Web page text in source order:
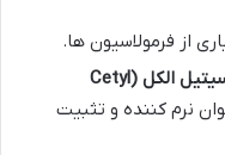
از فرمولاسیون ها.
بهنیل الکل (Behenyl Alcohol) و سیتیل الکل (Cetyl
نرم کننده و تثبیت